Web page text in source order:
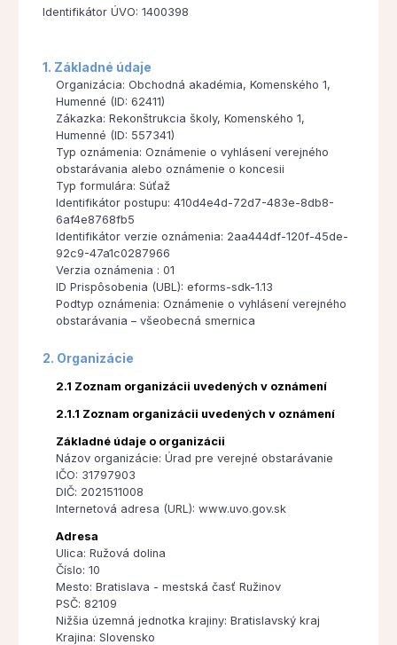
Identifikátor ÚVO: 1400398
1. Základné údaje
Organizácia: Obchodná akadémia, Komenského 1,
Humenné (ID: 62411)
Zákazka: Rekonštrukcia školy, Komenského 1,
Humenné (ID: 557341)
Typ oznámenia: Oznámenie o vyhlásení verejného
obstarávania alebo oznámenie o koncesii
Typ formulára: Súťaž
Identifikátor postupu: 410d4e4d-72d7-483e-8db8-
6af4e8768fb5
Identifikátor verzie oznámenia: 2aa444df-120f-45de-
92c9-47a1c0287966
Verzia oznámenia : 01
ID Prispôsobenia (UBL): eforms-sdk-1.13
Podtyp oznámenia: Oznámenie o vyhlásení verejného
obstarávania – všeobecná smernica
2. Organizácie
2.1 Zoznam organizácii uvedených v oznámení
2.1.1 Zoznam organizácii uvedených v oznámení
Základné údaje o organizácii
Názov organizácie: Úrad pre verejné obstarávanie
IČO: 31797903
DIČ: 2021511008
Internetová adresa (URL): www.uvo.gov.sk
Adresa
Ulica: Ružová dolina
Číslo: 10
Mesto: Bratislava - mestská časť Ružinov
PSČ: 82109
Nižšia územná jednotka krajiny: Bratislavský kraj
Krajina: Slovensko